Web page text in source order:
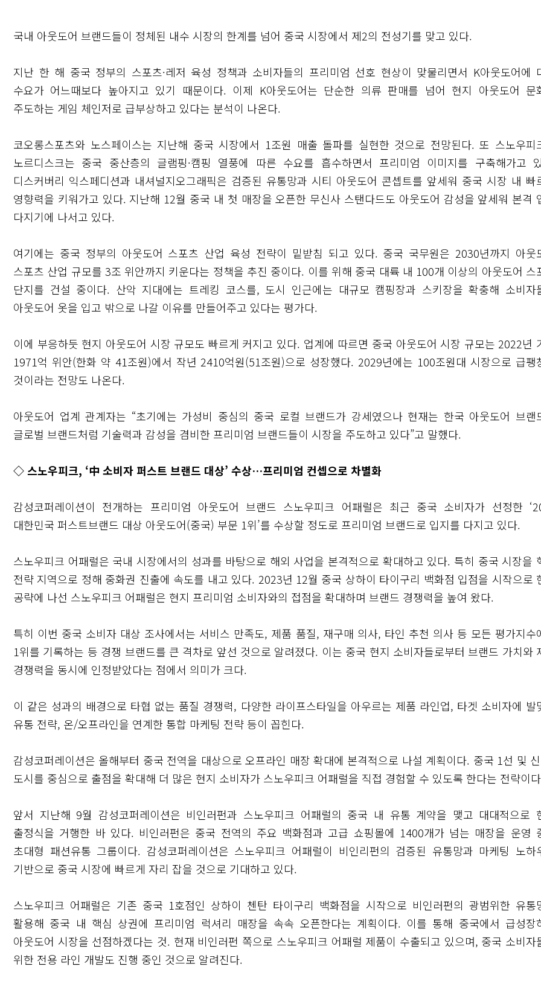
국내 아웃도어 브랜드들이 정체된 내수 시장의 한계를 넘어 중국 시장에서 제2의 전성기를 맞고 있다.
지난 한 해 중국 정부의 스포츠·레저 육성 정책과 소비자들의 프리미엄 선호 현상이 맞물리면서 K아웃도어에
수요가 어느때보다 높아지고 있기 때문이다. 이제 K아웃도어는 단순한 의류 판매를 넘어 현지 아웃도어 문
주도하는 게임 체인저로 급부상하고 있다는 분석이 나온다.
코오롱스포츠와 노스페이스는 지난해 중국 시장에서 1조원 매출 돌파를 실현한 것으로 전망된다. 또 스노우피
노르디스크는 중국 중산층의 글램핑·캠핑 열풍에 따른 수요를 흡수하면서 프리미엄 이미지를 구축해가고
디스커버리 익스페디션과 내셔널지오그래픽은 검증된 유통망과 시티 아웃도어 콘셉트를 앞세워 중국 시장 내 빠
영향력을 키워가고 있다. 지난해 12월 중국 내 첫 매장을 오픈한 무신사 스탠다드도 아웃도어 감성을 앞세워 본격
다지기에 나서고 있다.
여기에는 중국 정부의 아웃도어 스포츠 산업 육성 전략이 밑받침 되고 있다. 중국 국무원은 2030년까지 아웃
스포츠 산업 규모를 3조 위안까지 키운다는 정책을 추진 중이다. 이를 위해 중국 대륙 내 100개 이상의 아웃도어 스
단지를 건설 중이다. 산악 지대에는 트레킹 코스를, 도시 인근에는 대규모 캠핑장과 스키장을 확충해 소비자
아웃도어 옷을 입고 밖으로 나갈 이유를 만들어주고 있다는 평가다.
이에 부응하듯 현지 아웃도어 시장 규모도 빠르게 커지고 있다. 업계에 따르면 중국 아웃도어 시장 규모는 2022년
1971억 위안(한화 약 41조원)에서 작년 2410억원(51조원)으로 성장했다. 2029년에는 100조원대 시장으로 급팽
것이라는 전망도 나온다.
아웃도어 업계 관계자는 “초기에는 가성비 중심의 중국 로컬 브랜드가 강세였으나 현재는 한국 아웃도어 브랜
글로벌 브랜드처럼 기술력과 감성을 겸비한 프리미엄 브랜드들이 시장을 주도하고 있다”고 말했다.
◇ 스노우피크, ‘中 소비자 퍼스트 브랜드 대상’ 수상…프리미엄 컨셉으로 차별화
감성코퍼레이션이 전개하는 프리미엄 아웃도어 브랜드 스노우피크 어패럴은 최근 중국 소비자가 선정한
대한민국 퍼스트브랜드 대상 아웃도어(중국) 부문 1위’를 수상할 정도로 프리미엄 브랜드로 입지를 다지고 있다.
스노우피크 어패럴은 국내 시장에서의 성과를 바탕으로 해외 사업을 본격적으로 확대하고 있다. 특히 중국 시장을
전략 지역으로 정해 중화권 진출에 속도를 내고 있다. 2023년 12월 중국 상하이 타이구리 백화점 입점을 시작으로
공략에 나선 스노우피크 어패럴은 현지 프리미엄 소비자와의 접점을 확대하며 브랜드 경쟁력을 높여 왔다.
특히 이번 중국 소비자 대상 조사에서는 서비스 만족도, 제품 품질, 재구매 의사, 타인 추천 의사 등 모든 평가지수
1위를 기록하는 등 경쟁 브랜드를 큰 격차로 앞선 것으로 알려졌다. 이는 중국 현지 소비자들로부터 브랜드 가치와
경쟁력을 동시에 인정받았다는 점에서 의미가 크다.
이 같은 성과의 배경으로 타협 없는 품질 경쟁력, 다양한 라이프스타일을 아우르는 제품 라인업, 타겟 소비자에 발
유통 전략, 온/오프라인을 연계한 통합 마케팅 전략 등이 꼽힌다.
감성코퍼레이션은 올해부터 중국 전역을 대상으로 오프라인 매장 확대에 본격적으로 나설 계획이다. 중국 1선 및
도시를 중심으로 출점을 확대해 더 많은 현지 소비자가 스노우피크 어패럴을 직접 경험할 수 있도록 한다는 전략이
앞서 지난해 9월 감성코퍼레이션은 비인러펀과 스노우피크 어패럴의 중국 내 유통 계약을 맺고 대대적으로
출정식을 거행한 바 있다. 비인러펀은 중국 전역의 주요 백화점과 고급 쇼핑몰에 1400개가 넘는 매장을 운영
초대형 패션유통 그룹이다. 감성코퍼레이션은 스노우피크 어패럴이 비인리펀의 검증된 유통망과 마케팅 노하
기반으로 중국 시장에 빠르게 자리 잡을 것으로 기대하고 있다.
스노우피크 어패럴은 기존 중국 1호점인 상하이 첸탄 타이구리 백화점을 시작으로 비인러펀의 광범위한 유통
활용해 중국 내 핵심 상권에 프리미엄 럭셔리 매장을 속속 오픈한다는 계획이다. 이를 통해 중국에서 급성장
아웃도어 시장을 선점하겠다는 것. 현재 비인러펀 쪽으로 스노우피크 어패럴 제품이 수출되고 있으며, 중국 소비자
위한 전용 라인 개발도 진행 중인 것으로 알려진다.